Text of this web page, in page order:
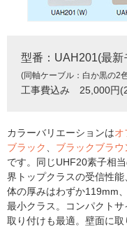
型番：UAH201(最新
(同軸ケーブル：白か黒の2
工事費込み 25,000円
カラーバリエーションはオ
ブラック、 ブラックブラウ
です。同じUHF20素子相
界トップクラスの受信性
体の厚みはわずか119mm
最小クラス。コンパクト
取り付けも最適。壁面に